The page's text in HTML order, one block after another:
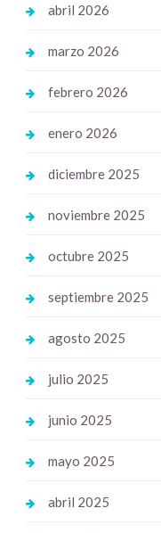
abril 2026
marzo 2026
febrero 2026
enero 2026
diciembre 2025
noviembre 2025
octubre 2025
septiembre 2025
agosto 2025
julio 2025
junio 2025
mayo 2025
abril 2025